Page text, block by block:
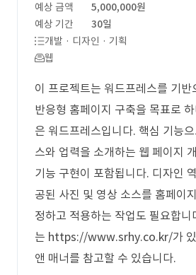
예상 금액
5,000,000원
예상 기간
30일
개발 · 디자인 · 기획
웹
이 프로젝트는 워드프레스를 기반
반응형 홈페이지 구축을 목표로
은 워드프레스입니다. 핵심 기능
스와 업력을 소개하는 웹 페이지
기능 구현이 포함됩니다. 디자인
공된 사진 및 영상 소스를 홈페이
정하고 적용하는 작업도 필요합니
는 https://www.srhy.co.kr/가 있
앤 매너를 참고할 수 있습니다.